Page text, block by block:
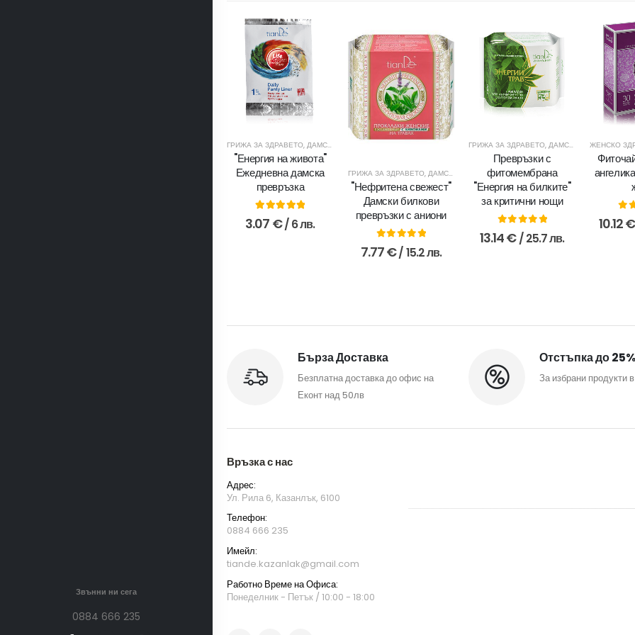
Звънни ни сега
0884 666 235
ГРИЖА ЗА ЗДРАВЕТО, ДАМСКИ ПРЕВРЪЗКИ ЕДИНИЧНИ ПРЕВРЪЗКИ,ЖЕНСКО ЗДРАВЕ,ХИГИЕНА
"Енергия на живота"
Ежедневна дамска
превръзка
5.00 out of 5
3.07 €/ 6 лв.
ГРИЖА ЗА ЗДРАВЕТО, ДАМСКИ ПРЕВРЪЗКИ ,ЖЕНСКО ЗДРАВЕ НЕФРИТЕНА
"Нефритена свежест"
Дамски билкови
превръзки с аниони
0out of 5
7.77€/ 15.2 лв.
ГРИЖА ЗА ЗДРАВЕТО,ДАМСКИ ПРЕВРЪЗКИ ,
Превръзки с
фитомембрана
"Енергия на билките"
за критични нощи
out of 5
13.14€/ 25.7 лв.
ЖЕНСКО
0
10.12€
Бърза Доставка
Безплатна доставка до офис на
Еконт над 50лв
Отстъпка до 25%
За избрани продукти
Връзка с нас
Адрес:
Ул. Рила 6, Казанлък, 6100
Телефон:
0884 666 235
Имейл:
tiande.kazanlak@gmail.com
Работно Време на Офиса:
Понеделник - Петък / 10:00 - 18:00